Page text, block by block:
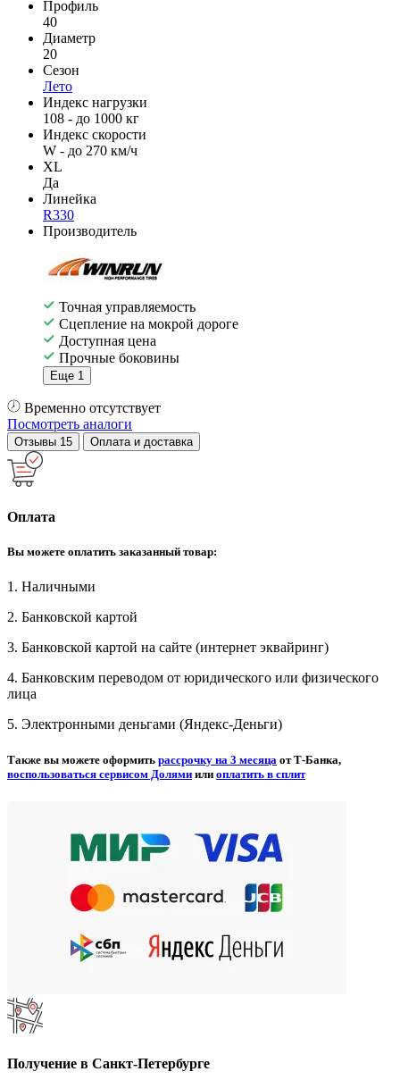
Профиль
40
Диаметр
20
Сезон
Лето
Индекс нагрузки
108 - до 1000 кг
Индекс скорости
W - до 270 км/ч
XL
Да
Линейка
R330
Производитель
Точная управляемость
Сцепление на мокрой дороге
Доступная цена
Прочные боковины
Еще 1
Временно отсутствует
Посмотреть аналоги
Отзывы 15 Оплата и доставка
Оплата
Вы можете оплатить заказанный товар:
1. Наличными
2. Банковской картой
3. Банковской картой на сайте (интернет эквайринг)
4. Банковским переводом от юридического или физического
лица
5. Электронными деньгами (Яндекс-Деньги)
Также вы можете оформить рассрочку на 3 месяца от Т-Банка,
воспользоваться сервисом Долями или оплатить в сплит
Получение в Санкт-Петербурге